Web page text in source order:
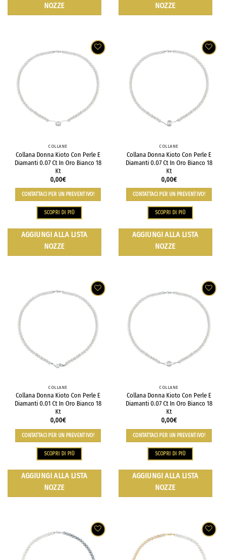
NOZZE NOZZE
COLLANE
Collana Donna Kioto Con Perle E
Diamanti 0.07 Ct In Oro Bianco 18
Kt
0,00€
CONTATTACI PER UN PREVENTIVO!
SCOPRI DI PIÙ
AGGIUNGI ALLA LISTA
NOZZE
COLLANE
Collana Donna Kioto Con Perle E
Diamanti 0.07 Ct In Oro Bianco 18
Kt
0,00€
CONTATTACI PER UN PREVENTIVO!
SCOPRI DI PIÙ
AGGIUNGI ALLA LISTA
NOZZE
COLLANE
Collana Donna Kioto Con Perle E
Diamanti 0.01 Ct In Oro Bianco 18
Kt
0,00€
CONTATTACI PER UN PREVENTIVO!
SCOPRI DI PIÙ
AGGIUNGI ALLA LISTA
NOZZE
COLLANE
Collana Donna Kioto Con Perle E
Diamanti 0.07 Ct In Oro Bianco 18
Kt
0,00€
CONTATTACI PER UN PREVENTIVO!
SCOPRI DI PIÙ
AGGIUNGI ALLA LISTA
NOZZE